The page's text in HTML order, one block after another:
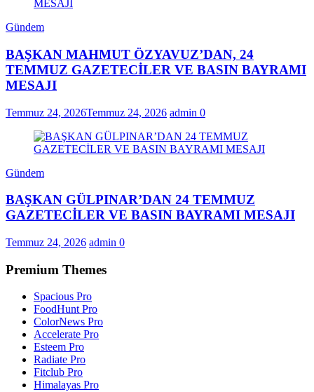
Gündem
BAŞKAN MAHMUT ÖZYAVUZ’DAN, 24
TEMMUZ GAZETECİLER VE BASIN BAYRAMI
MESAJI
Temmuz 24, 2026Temmuz 24, 2026 admin 0
Gündem
BAŞKAN GÜLPINAR’DAN 24 TEMMUZ
GAZETECİLER VE BASIN BAYRAMI MESAJI
Temmuz 24, 2026 admin 0
Premium Themes
Spacious Pro
FoodHunt Pro
ColorNews Pro
Accelerate Pro
Esteem Pro
Radiate Pro
Fitclub Pro
Himalayas Pro